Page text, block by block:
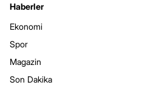
Haberler
Ekonomi
Spor
Magazin
Son Dakika